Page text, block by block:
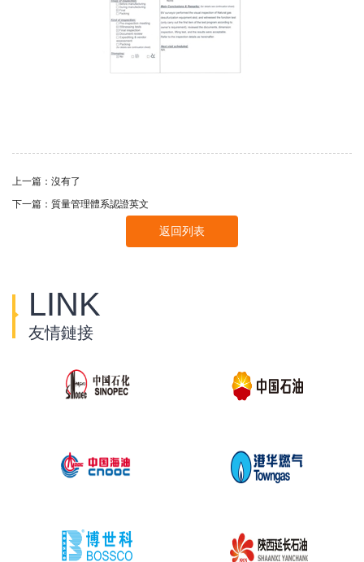
上一篇：沒有了
下一篇： 質量管理體系認證英文
返回列表
LINK
友情鏈接